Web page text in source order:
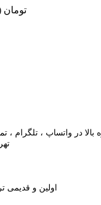
1,950,000 تومان
بالا در واتساپ ، تلگرام
اولین و قدیمی